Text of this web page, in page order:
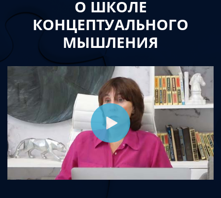
О ШКОЛЕ
КОНЦЕПТУАЛЬНОГО
МЫШЛЕНИЯ